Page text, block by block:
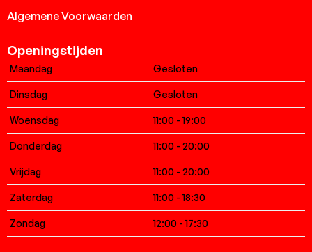
Algemene Voorwaarden
Openingstijden
Maandag Gesloten
Dinsdag Gesloten
Woensdag 11:00 - 19:00
Donderdag 11:00 - 20:00
Vrijdag 11:00 - 20:00
Zaterdag 11:00 - 18:30
Zondag 12:00 - 17:30